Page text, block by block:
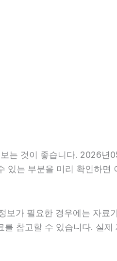
는 것이 좋습니다. 2026년
는 부분을 미리 확인하
가 필요한 경우에는 자
를 참고할 수 있습니다. 실